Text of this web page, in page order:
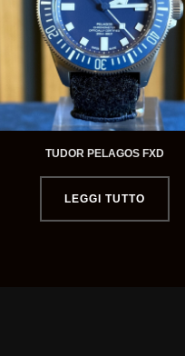
TUDOR PELAGOS FXD
LEGGI TUTTO